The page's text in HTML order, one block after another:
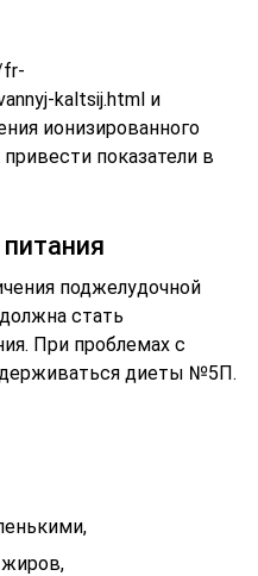
fr-
kaltsij.html и
ионизированного
показатели в
поджелудочной
стать
При проблемах с
диеты №5П.
жиров,